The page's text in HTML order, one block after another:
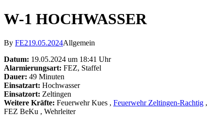
W-1 HOCHWASSER
By FE219.05.2024Allgemein
Datum: 19.05.2024 um 18:41 Uhr
Alarmierungsart: FEZ, Staffel
Dauer: 49 Minuten
Einsatzart: Hochwasser
Einsatzort: Zeltingen
Weitere Kräfte: Feuerwehr Kues , Feuerwehr Zeltingen-Rachtig ,
FEZ BeKu , Wehrleiter